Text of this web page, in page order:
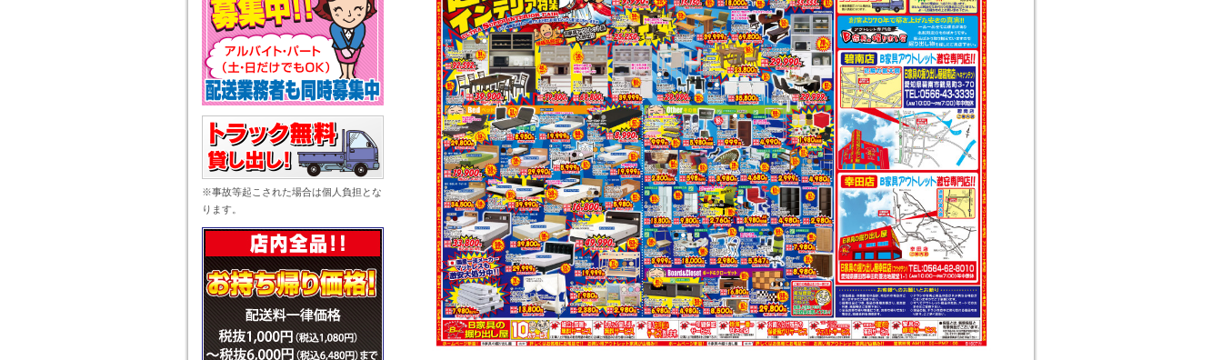
※事故等起こされた場合は個人負担とな
ります。